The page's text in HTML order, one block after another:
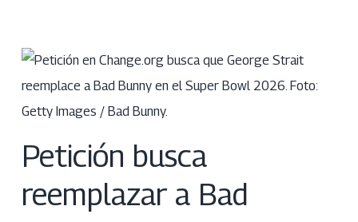
Petición busca
reemplazar a Bad